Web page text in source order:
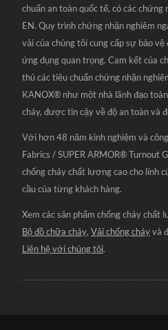
chuẩn an toàn quốc tế, có các
EN. Quy trình chứng nhận nghiêm
vải của chúng tôi cung cấp sự bảo
ứng dụng quan trọng. Cam kết của
thủ các tiêu chuẩn chứng nhận
KANOX® như một nhà lãnh đạo
cháy, được tin cậy về độ an toàn và
Với hơn 48 năm kinh nghiệm và
Fabrics / SUPER ARMOR® Turnout
chống cháy chất lượng cao cho lính
cầu của từng khách hàng.
Xem các sản phẩm chống cháy chất
Bộ đồ chữa cháy, Vải chống cháyvà
Liên hệ với chúng tôi.